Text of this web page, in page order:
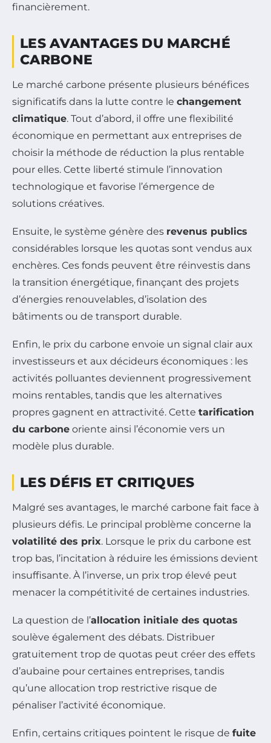
financièrement.
LES AVANTAGES DU MARCHÉ
CARBONE
Le marché carbone présente plusieurs bénéfices
significatifs dans la lutte contre le changement
climatique. Tout d’abord, il offre une flexibilité
économique en permettant aux entreprises de
choisir la méthode de réduction la plus rentable
pour elles. Cette liberté stimule l’innovation
technologique et favorise l’émergence de
solutions créatives.
Ensuite, le système génère des revenus publics
considérables lorsque les quotas sont vendus aux
enchères. Ces fonds peuvent être réinvestis dans
la transition énergétique, finançant des projets
d’énergies renouvelables, d’isolation des
bâtiments ou de transport durable.
Enfin, le prix du carbone envoie un signal clair aux
investisseurs et aux décideurs économiques : les
activités polluantes deviennent progressivement
moins rentables, tandis que les alternatives
propres gagnent en attractivité. Cette tarification
du carbone oriente ainsi l’économie vers un
modèle plus durable.
LES DÉFIS ET CRITIQUES
Malgré ses avantages, le marché carbone fait face à
plusieurs défis. Le principal problème concerne la
volatilité des prix. Lorsque le prix du carbone est
trop bas, l’incitation à réduire les émissions devient
insuffisante. À l’inverse, un prix trop élevé peut
menacer la compétitivité de certaines industries.
La question de l’allocation initiale des quotas
soulève également des débats. Distribuer
gratuitement trop de quotas peut créer des effets
d’aubaine pour certaines entreprises, tandis
qu’une allocation trop restrictive risque de
pénaliser l’activité économique.
Enfin, certains critiques pointent le risque de fuite